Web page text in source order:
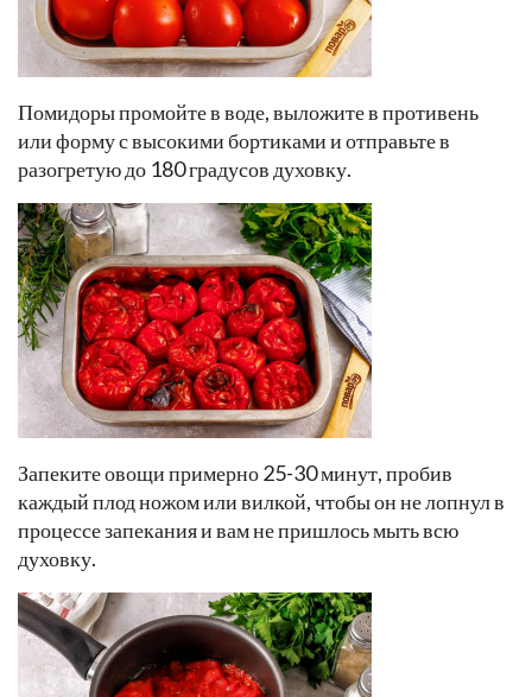
Помидоры промойте в воде, выложите в противень
или форму с высокими бортиками и отправьте в
разогретую до 180 градусов духовку.
Запеките овощи примерно 25-30 минут, пробив
каждый плод ножом или вилкой, чтобы он не лопнул в
процессе запекания и вам не пришлось мыть всю
духовку.